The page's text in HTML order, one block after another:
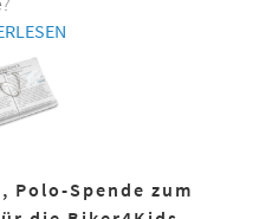
Polo-Spende zum